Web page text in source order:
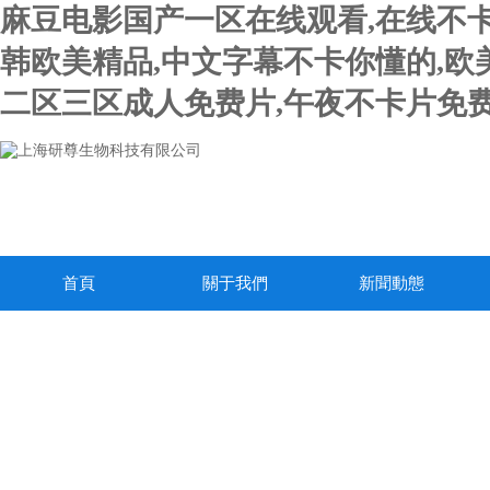
麻豆电影国产一区在线观看,在线不
韩欧美精品,中文字幕不卡你懂的,
二区三区成人免费片,午夜不卡片免
首頁 關于我們 新聞動態